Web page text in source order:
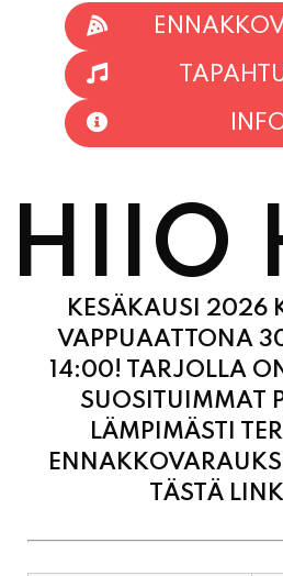
HIIO
KESÄKAUSI 2026
VAPPUAATTONA
14:00! TARJOLLA
SUOSITUIMMAT
LÄMPIMÄSTI
TÄSTÄ